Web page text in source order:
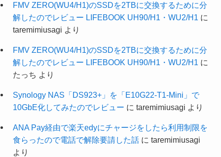
FMV ZERO(WU4/H1)のSSDを2TBに交換するために分
解したのでレビュー LIFEBOOK UH90/H1・WU2/H1 に
taremimiusagi より
FMV ZERO(WU4/H1)のSSDを2TBに交換するために分
解したのでレビュー LIFEBOOK UH90/H1・WU2/H1 に
たっち より
Synology NAS「DS923+」を「E10G22-T1-Mini」で
10GbE化してみたのでレビュー に taremimiusagi より
ANA Pay経由で楽天edyにチャージをしたら利用制限を
食らったので電話で解除要請した話に taremimiusagi
より